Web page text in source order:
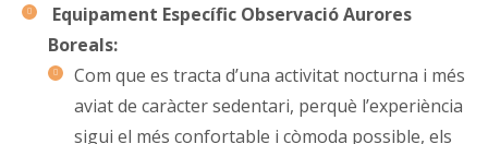
Equipament Específic Observació Aurores
Boreals:
Com que es tracta d’una activitat nocturna i més
aviat de caràcter sedentari, perquè l’experiència
sigui el més confortable i còmoda possible, els